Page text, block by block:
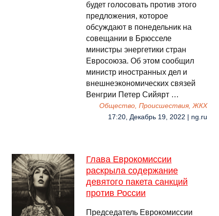
будет голосовать против этого
предложения, которое
обсуждают в понедельник на
совещании в Брюсселе
министры энергетики стран
Евросоюза. Об этом сообщил
министр иностранных дел и
внешнеэкономических связей
Венгрии Петер Сийярт …
Общество, Происшествия, ЖКХ
17:20, Декабрь 19, 2022 | ng.ru
Глава Еврокомиссии
раскрыла содержание
девятого пакета санкций
против России
Председатель Еврокомиссии